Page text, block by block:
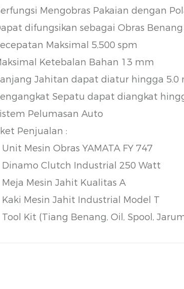
Mengobras Pakaian dengan
difungsikan sebagai Obras
Maksimal 5,500 spm
Ketebalan Bahan 13 mm
Jahitan dapat diatur hingga 5.0
Sepatu dapat diangkat
Pelumasan Auto
Penjualan :
Unit Mesin Obras YAMATA FY 747
Dinamo Clutch Industrial 250 Watt
Meja Mesin Jahit Kualitas A
Kaki Mesin Jahit Industrial Model T
Tool Kit (Tiang Benang, Oil, Spool,